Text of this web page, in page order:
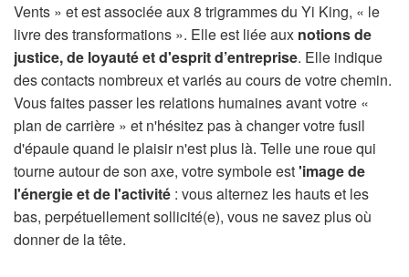
Vents » et est associée aux 8 trigrammes du Yi King, « le
livre des transformations ». Elle est liée aux notions de
justice, de loyauté et d'esprit d’entreprise. Elle indique
des contacts nombreux et variés au cours de votre chemin.
Vous faites passer les relations humaines avant votre «
plan de carrière » et n'hésitez pas à changer votre fusil
d'épaule quand le plaisir n'est plus là. Telle une roue qui
tourne autour de son axe, votre symbole est'image de
l'énergie et de l'activité : vous alternez les hauts et les
bas, perpétuellement sollicité(e), vous ne savez plus où
donner de la tête.